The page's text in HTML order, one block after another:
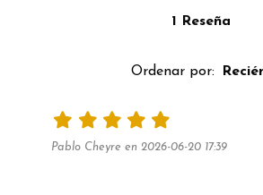
1 Reseña
Ordenar por:
Pablo Cheyre en 2026-06-20 17:39